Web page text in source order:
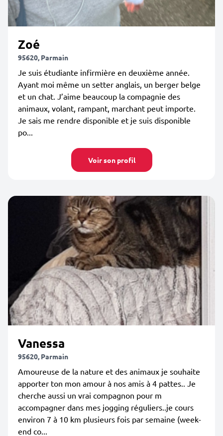
Zoé
95620, Parmain
Je suis étudiante infirmière en deuxième année.
Ayant moi même un setter anglais, un berger belge
et un chat. J’aime beaucoup la compagnie des
animaux, volant, rampant, marchant peut importe.
Je sais me rendre disponible et je suis disponible
po...
Voir son profil
Vanessa
95620, Parmain
Amoureuse de la nature et des animaux je souhaite
apporter ton mon amour à nos amis à 4 pattes.. Je
cherche aussi un vrai compagnon pour m
accompagner dans mes jogging réguliers..je cours
environ 7 à 10 km plusieurs fois par semaine (week-
end co...